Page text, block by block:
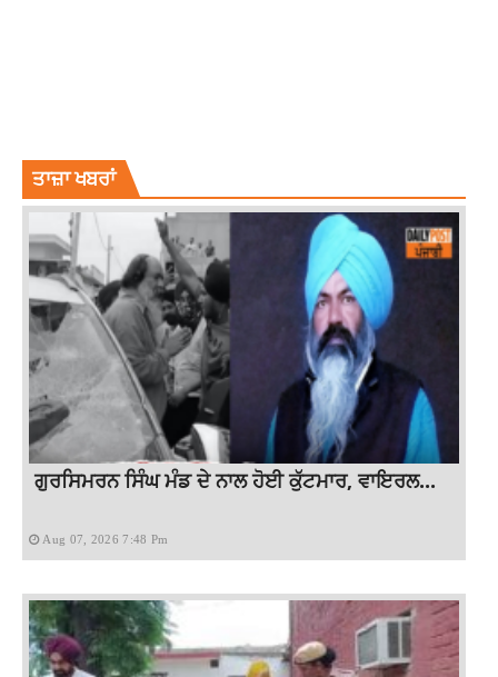
ਤਾਜ਼ਾ ਖਬਰਾਂ
ਗੁਰਸਿਮਰਨ ਸਿੰਘ ਮੰਡ ਦੇ ਨਾਲ ਹੋਈ ਕੁੱਟਮਾਰ, ਵਾਇਰਲ...
Aug 07, 2026 7:48 Pm